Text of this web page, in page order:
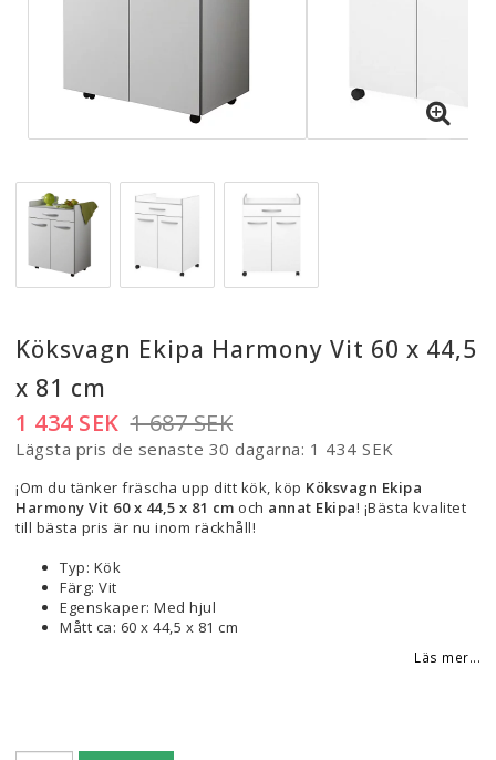
Köksvagn Ekipa Harmony Vit 60 x 44,5
x 81 cm
1 687 SEK
1 434 SEK
Lägsta pris de senaste 30 dagarna 1 434 SEK
¡Om du tänker fräscha upp ditt kök, köp Köksvagn Ekipa
Harmony Vit 60 x 44,5 x 81 cm och annat Ekipa! ¡Bästa kvalitet
till bästa pris är nu inom räckhåll!
Typ: Kök
Färg: Vit
Egenskaper: Med hjul
Mått ca: 60 x 44,5 x 81 cm
Läs mer...